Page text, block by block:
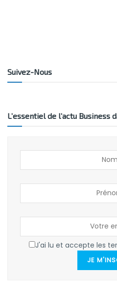
Suivez-Nous
L’essentiel de l’actu
J'ai lu et accepte les
JE